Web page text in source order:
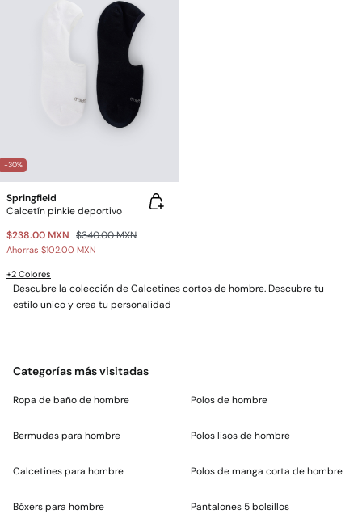
-30%
Springfield
Calcetín pinkie deportivo
$238.00 MXN $340.00 MXN
Ahorras $102.00 MXN
+2 Colores
Descubre la colección de Calcetines cortos de hombre. Descubre tu
estilo unico y crea tu personalidad
Categorías más visitadas
Ropa de baño de hombre
Bermudas para hombre
Calcetines para hombre
Bóxers para hombre
Polos de hombre
Polos lisos de hombre
Polos de manga corta de hombre
Pantalones 5 bolsillos